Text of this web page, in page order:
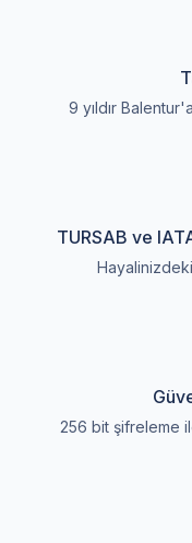
9 yıldır
TURSAB ve
256 bit şifreleme